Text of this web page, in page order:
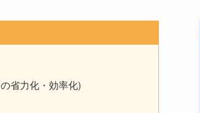
省力化・効率化)